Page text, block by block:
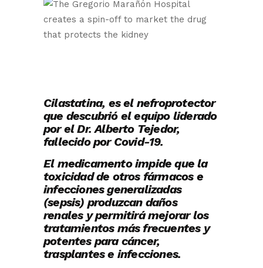
Cilastatina, es el nefroprotector
que descubrió el equipo liderado
por elDr. Alberto Tejedor,
fallecido por Covid-19.
El medicamento impide que la
toxicidad de otros fármacos e
infeccionesgeneralizadas
(sepsis) produzcan daños
renales y permitirá mejorar los
tratamientos más frecuentes y
potentes para cáncer,
trasplantes e infecciones.